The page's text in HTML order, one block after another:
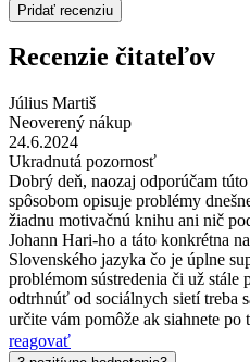
Pridať recenziu
Recenzie čitateľov
Július Martiš
Neoverený nákup
24.6.2024
Ukradnutá pozornosť
Dobrý deň, naozaj odporúčam
spôsobom opisuje problémy
žiadnu motivačnú knihu ani nič
Johann Hari-ho a táto konkrétna
Slovenského jazyka čo je úplne
problémom sústredenia či už stále
odtrhnúť od sociálnych sietí treba
určite vám pomôže ak siahnete po
reagovať